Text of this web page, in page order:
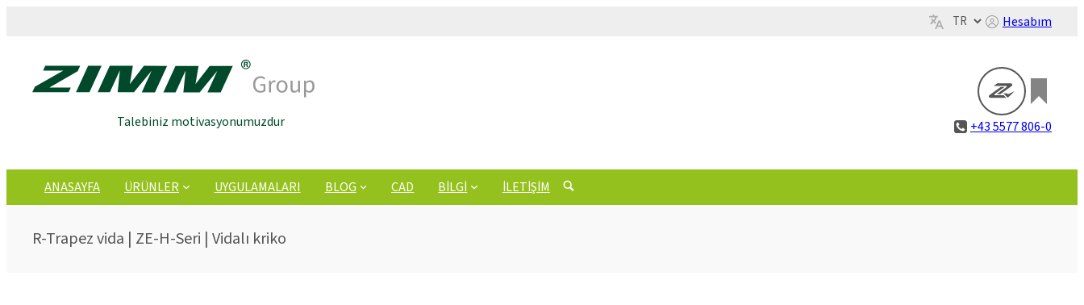
Hesabım
Talebiniz motivasyonumuzdur +43 5577 806-0
ANASAYFA ÜRÜNLER UYGULAMALARI BLOG CAD BILGI İLETIŞIM
R-Trapez vida | ZE-H-Seri | Vidalı kriko